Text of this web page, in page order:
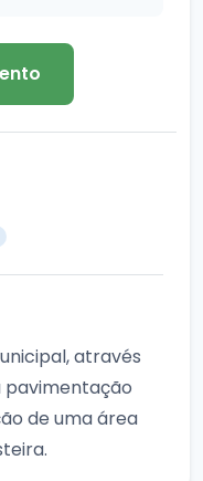
através
de uma área